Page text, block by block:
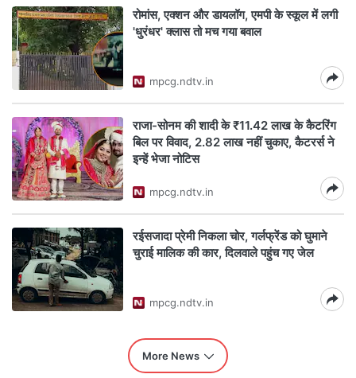
रोमांस, एक्‍शन और डायलॉग, एमपी के स्‍कूल में लगी
'धुरंधर' क्‍लास तो मच गया बवाल
mpcg.ndtv.in
राजा-सोनम की शादी के ₹11.42 लाख के कैटरिंग
बिल पर विवाद, 2.82 लाख नहीं चुकाए, कैटरर्स ने
इन्‍हें भेजा नोटिस
mpcg.ndtv.in
रईसजादा प्रेमी निकला चोर, गर्लफ्रेंड को घुमाने
चुराई मालिक की कार, दिलवाले पहुंच गए जेल
mpcg.ndtv.in
More News